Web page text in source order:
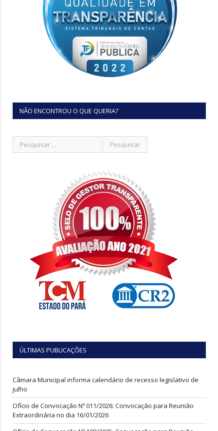
NÃO ENCONTROU O QUE QUERIA?
ÚLTIMAS PUBLICAÇÕES
Câmara Municipal informa calendário de recesso legislativo de
julho
Ofício de Convocação Nº 011/2026: Convocação para Reunião
Extraordinária no dia 16/01/2026